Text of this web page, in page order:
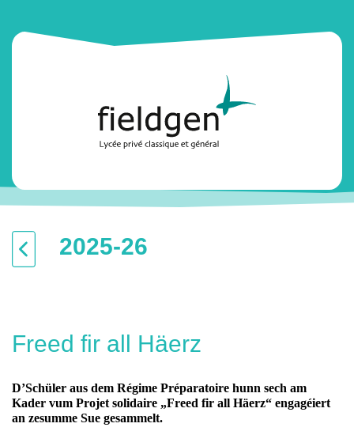
2025-26
Freed fir all Häerz
D’Schüler aus dem Régime Préparatoire hunn sech am
Kader vum Projet solidaire „Freed fir all Häerz“ engagéiert
an zesumme Sue gesammelt.